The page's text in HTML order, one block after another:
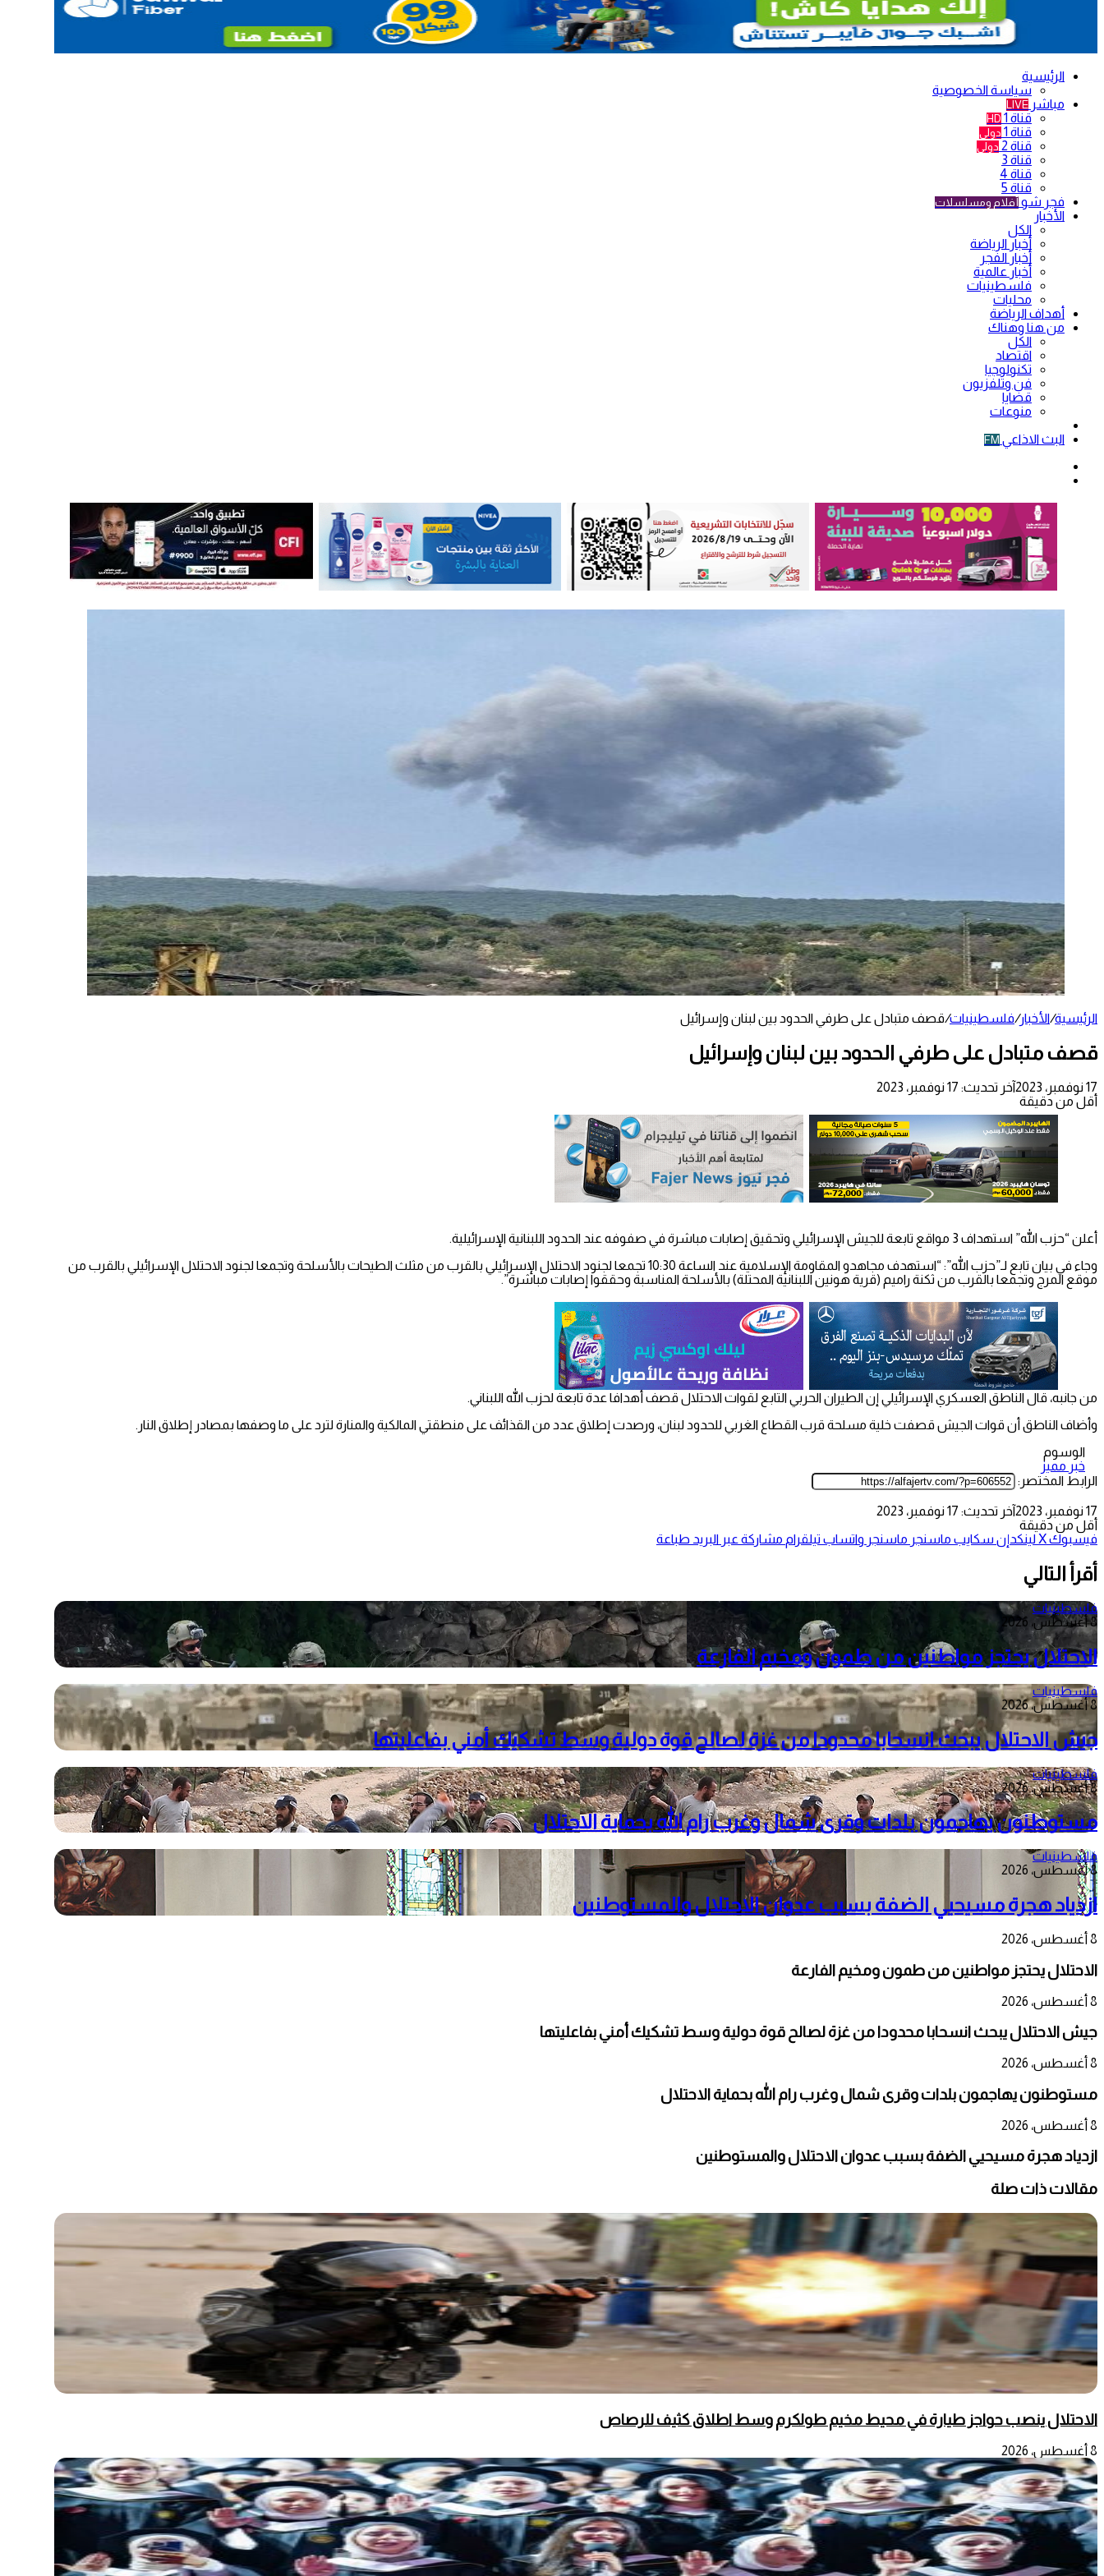
الرئيسية
سياسة الخصوصية
مباشر LIVE
قناة 1 HD
قناة 1 دولي
قناة 2 دولي
قناة 3
قناة 4
قناة 5
فجر شو أفلام ومسلسلات
الأخبار
الكل
أخبار الرياضة
أخبار الفجر
أخبار عالمية
فلسطينيات
محليات
أهداف الرياضة
من هنا وهناك
الكل
اقتصاد
تكنولوجيا
فن وتلفزيون
قضايا
منوعات
البث الاذاعي FM
الرئيسية/الأخبار/فلسطينيات/قصف متبادل على طرفي الحدود بين لبنان وإسرائيل
قصف متبادل على طرفي الحدود بين لبنان وإسرائيل
17 نوفمبر، 2023
آخر تحديث: 17 نوفمبر، 2023
أقل من دقيقة
أعلن “حزب الله” استهداف 3 مواقع تابعة للجيش الإسرائيلي وتحقيق إصابات مباشرة في صفوفه عند الحدود اللبنانية الإسرائيلية.
وجاء في بيان تابع لـ”حزب الله”: “استهدف مجاهدو ‌‏المقاومة الإسلامية عند الساعة 10:30 تجمعا لجنود ‏الاحتلال الإسرائيلي بالقرب من مثلث الطيحات بالأسلحة وتجمعا لجنود ‏الاحتلال الإسرائيلي بالقرب من
موقع المرج وتجمعا بالقرب من ثكنة راميم (قرية هونين اللبنانية المحتلة) بالأسلحة المناسبة ‏وحققوا إصابات مباشرة”.
من جانبه، قال الناطق العسكري الإسرائيلي إن الطيران الحربي التابع لقوات الاحتلال قصف أهدافا عدة تابعة لحزب الله اللبناني.
وأضاف الناطق أن قوات الجيش قصفت خلية مسلحة قرب القطاع الغربي للحدود لبنان، ورصدت إطلاق عدد من القذائف على منطقتي المالكية والمنارة لترد على ما وصفها بمصادر إطلاق النار.
الوسوم
خبر مميز
الرابط المختصر:
17 نوفمبر، 2023
آخر تحديث: 17 نوفمبر، 2023
أقل من دقيقة
فيسبوك‫Xلينكدإن سكايب ماسنجر ماسنجر واتساب تيلقرام مشاركة عبر البريد طباعة
أقرأ التالي
فلسطينيات
8 أغسطس، 2026
الاحتلال يحتجز مواطنين من طمون ومخيم الفارعة
فلسطينيات
8 أغسطس، 2026
جيش الاحتلال يبحث انسحابا محدودا من غزة لصالح قوة دولية وسط تشكيك أمني بفاعليتها
فلسطينيات
8 أغسطس، 2026
مستوطنون يهاجمون بلدات وقرى شمال وغرب رام الله بحماية الاحتلال
فلسطينيات
8 أغسطس، 2026
ازدياد هجرة مسيحيي الضفة بسبب عدوان الاحتلال والمستوطنين
8 أغسطس، 2026
الاحتلال يحتجز مواطنين من طمون ومخيم الفارعة
8 أغسطس، 2026
جيش الاحتلال يبحث انسحابا محدودا من غزة لصالح قوة دولية وسط تشكيك أمني بفاعليتها
8 أغسطس، 2026
مستوطنون يهاجمون بلدات وقرى شمال وغرب رام الله بحماية الاحتلال
8 أغسطس، 2026
ازدياد هجرة مسيحيي الضفة بسبب عدوان الاحتلال والمستوطنين
مقالات ذات صلة
الاحتلال ينصب حواجز طيارة في محيط مخيم طولكرم وسط اطلاق كثيف للرصاص
8 أغسطس، 2026